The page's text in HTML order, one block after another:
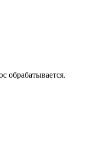
обрабатывается.